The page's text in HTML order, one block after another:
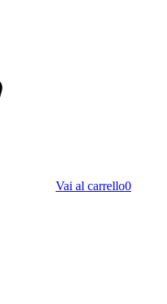
Vai al carrello0